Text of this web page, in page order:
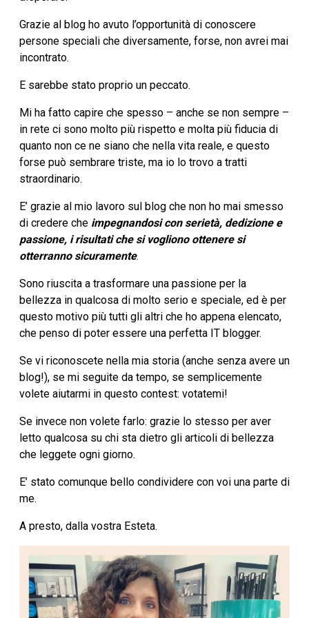
Grazie al blog ho avuto l’opportunità di conoscere
persone speciali che diversamente, forse, non avrei mai
incontrato.
E sarebbe stato proprio un peccato.
Mi ha fatto capire che spesso – anche se non sempre –
in rete ci sono molto più rispetto e molta più fiducia di
quanto non ce ne siano che nella vita reale, e questo
forse può sembrare triste, ma io lo trovo a tratti
straordinario.
E’ grazie al mio lavoro sul blog che non ho mai smesso
di credere che impegnandosi con serietà, dedizione e
passione, i risultati che si vogliono ottenere si
otterranno sicuramente.
Sono riuscita a trasformare una passione per la
bellezza in qualcosa di molto serio e speciale, ed è per
questo motivo più tutti gli altri che ho appena elencato,
che penso di poter essere una perfetta IT blogger.
Se vi riconoscete nella mia storia (anche senza avere un
blog!), se mi seguite da tempo, se semplicemente
volete aiutarmi in questo contest: votatemi!
Se invece non volete farlo: grazie lo stesso per aver
letto qualcosa su chi sta dietro gli articoli di bellezza
che leggete ogni giorno.
E’ stato comunque bello condividere con voi una parte di
me.
A presto, dalla vostra Esteta.